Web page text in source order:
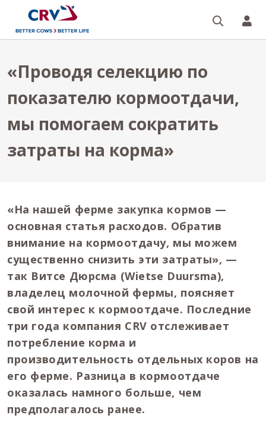
«Проводя селекцию по
показателю кормоотдачи,
мы помогаем сократить
затраты на корма»
«На нашей ферме закупка кормов —
основная статья расходов. Обратив
внимание на кормоотдачу, мы можем
существенно снизить эти затраты», —
так Витсе Дюрсма (Wietse Duursma),
владелец молочной фермы, поясняет
свой интерес к кормоотдаче. Последние
три года компания CRV отслеживает
потребление корма и
производительность отдельных коров на
его ферме. Разница в кормоотдаче
оказалась намного больше, чем
предполагалось ранее.